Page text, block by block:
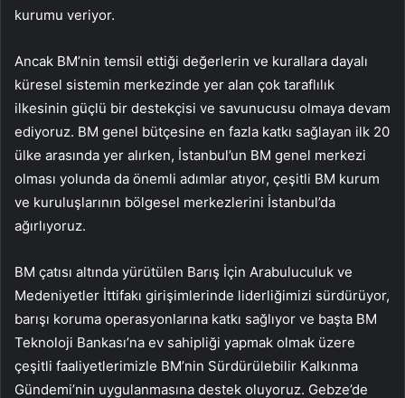
kurumu veriyor.
Ancak BM’nin temsil ettiği değerlerin ve kurallara dayalı
küresel sistemin merkezinde yer alan çok taraflılık
ilkesinin güçlü bir destekçisi ve savunucusu olmaya devam
ediyoruz. BM genel bütçesine en fazla katkı sağlayan ilk 20
ülke arasında yer alırken, İstanbul’un BM genel merkezi
olması yolunda da önemli adımlar atıyor, çeşitli BM kurum
ve kuruluşlarının bölgesel merkezlerini İstanbul’da
ağırlıyoruz.
BM çatısı altında yürütülen Barış İçin Arabuluculuk ve
Medeniyetler İttifakı girişimlerinde liderliğimizi sürdürüyor,
barışı koruma operasyonlarına katkı sağlıyor ve başta BM
Teknoloji Bankası’na ev sahipliği yapmak olmak üzere
çeşitli faaliyetlerimizle BM’nin Sürdürülebilir Kalkınma
Gündemi’nin uygulanmasına destek oluyoruz. Gebze’de